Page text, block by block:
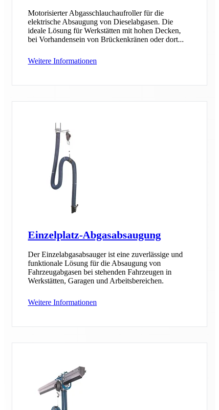
Motorisierter Abgasschlauchaufroller für die
elektrische Absaugung von Dieselabgasen. Die
ideale Lösung für Werkstätten mit hohen Decken,
bei Vorhandensein von Brückenkränen oder dort...
Weitere Informationen
Einzelplatz-Abgasabsaugung
Der Einzelabgasabsauger ist eine zuverlässige und
funktionale Lösung für die Absaugung von
Fahrzeugabgasen bei stehenden Fahrzeugen in
Werkstätten, Garagen und Arbeitsbereichen.
Weitere Informationen